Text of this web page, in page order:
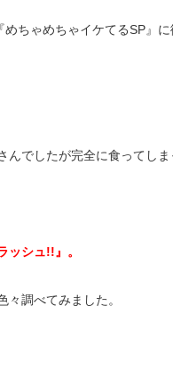
ちゃめちゃイケてるSP』
んでしたが完全に食ってし
ッシュ!!』。
調べてみました。